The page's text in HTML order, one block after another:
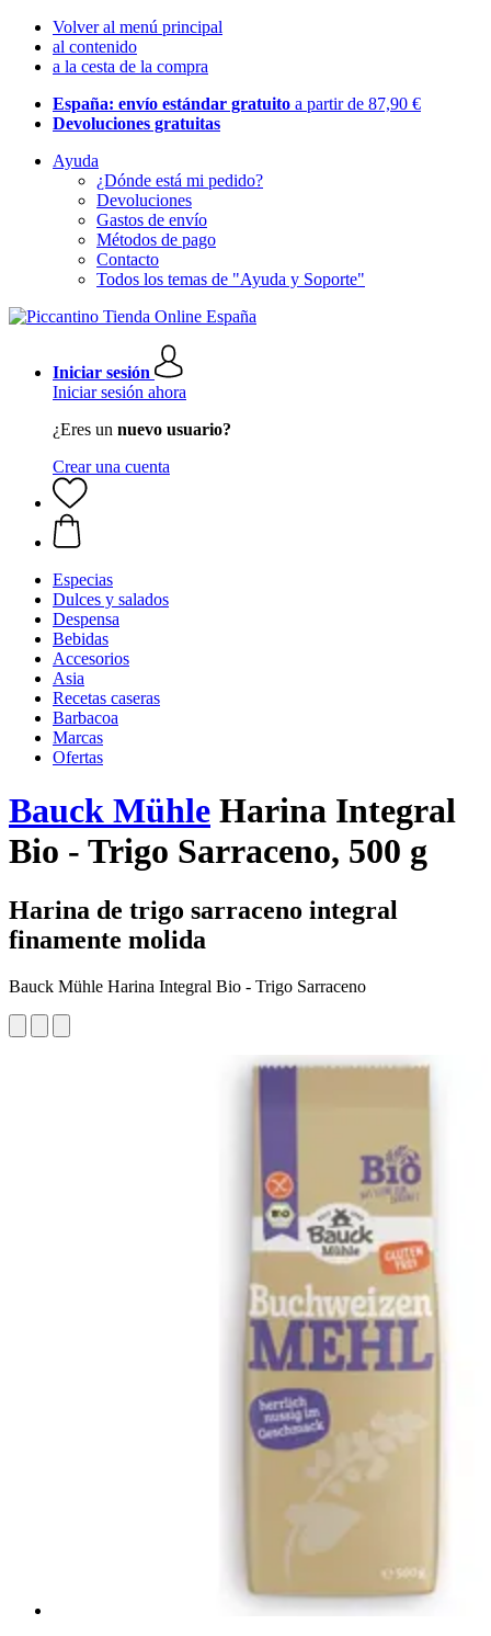
Volver al menú principal
al contenido
a la cesta de la compra
España: envío estándar gratuito a partir de 87,90 €
Devoluciones gratuitas
Ayuda
¿Dónde está mi pedido?
Devoluciones
Gastos de envío
Métodos de pago
Contacto
Todos los temas de "Ayuda y Soporte"
Iniciar sesión
Iniciar sesión ahora
¿Eres un nuevo usuario?
Crear una cuenta
Especias
Dulces y salados
Despensa
Bebidas
Accesorios
Asia
Recetas caseras
Barbacoa
Marcas
Ofertas
Bauck Mühle Harina Integral
Bio - Trigo Sarraceno, 500 g
Harina de trigo sarraceno integral
finamente molida
Bauck Mühle Harina Integral Bio - Trigo Sarraceno